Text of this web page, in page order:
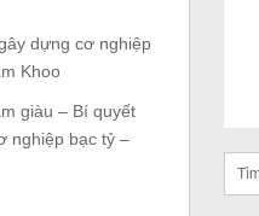
giàu – Bí quyết
nghiệp bạc tỷ –